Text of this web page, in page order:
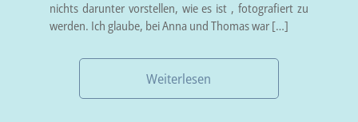
nichts darunter vorstellen, wie es ist , fotografiert zu
werden. Ich glaube, bei Anna und Thomas war […]
Weiterlesen